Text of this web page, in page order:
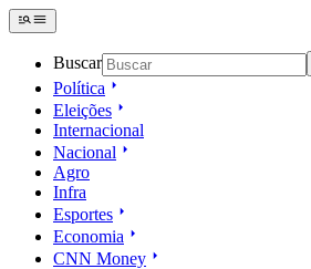
Buscar
Política
Eleições
Internacional
Nacional
Agro
Infra
Esportes
Economia
CNN Money